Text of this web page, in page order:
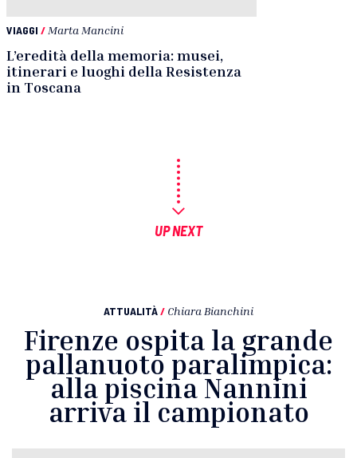
VIAGGI / Marta Mancini
L’eredità della memoria: musei,
itinerari e luoghi della Resistenza
in Toscana
UP NEXT
ATTUALITÀ/ Chiara Bianchini
Firenze ospita la grande
pallanuoto paralimpica:
alla piscina Nannini
arriva il campionato